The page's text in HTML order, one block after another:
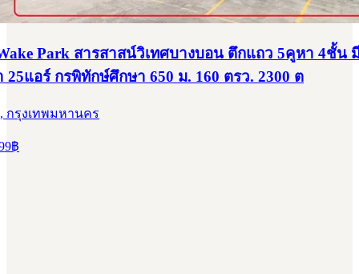
Park สารสาสน์วิเทศบางบอน ตึกแถว 5คูหา 4ชั้น
25แอร์ กรพิทักษ์ศึกษา 650 ม. 160 ตรว. 2300 ต
กรุงเทพมหานคร
฿